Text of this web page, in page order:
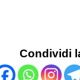
Condividi